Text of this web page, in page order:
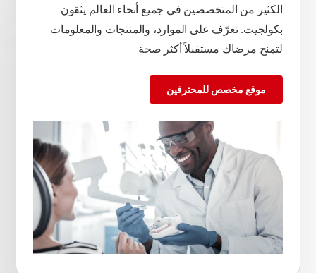
الكثير من المتخصصين في جميع أنحاء العالم يثقون
بكولجيت. تعرّف على الموارد، والمنتجات والمعلومات
لتمنح مرضاك مستقبلاً أكثر صحة
موقع مخصص للمحترفين